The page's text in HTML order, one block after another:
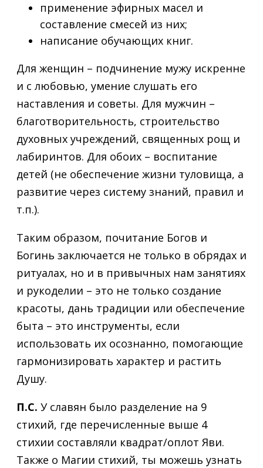
применение эфирных масел и
составление смесей из них;
написание обучающих книг.
Для женщин – подчинение мужу искренне
и с любовью, умение слушать его
наставления и советы. Для мужчин –
благотворительность, строительство
духовных учреждений, священных рощ и
лабиринтов. Для обоих – воспитание
детей (не обеспечение жизни туловища, а
развитие через систему знаний, правил и
т.п.).
Таким образом, почитание Богов и
Богинь заключается не только в обрядах и
ритуалах, но и в привычных нам занятиях
и рукоделии – это не только создание
красоты, дань традиции или обеспечение
быта – это инструменты, если
использовать их осознанно, помогающие
гармонизировать характер и растить
Душу.
П.С. У славян было разделение на 9
стихий, где перечисленные выше 4
стихии составляли квадрат/оплот Яви.
Также о Магии стихий, ты можешь узнать